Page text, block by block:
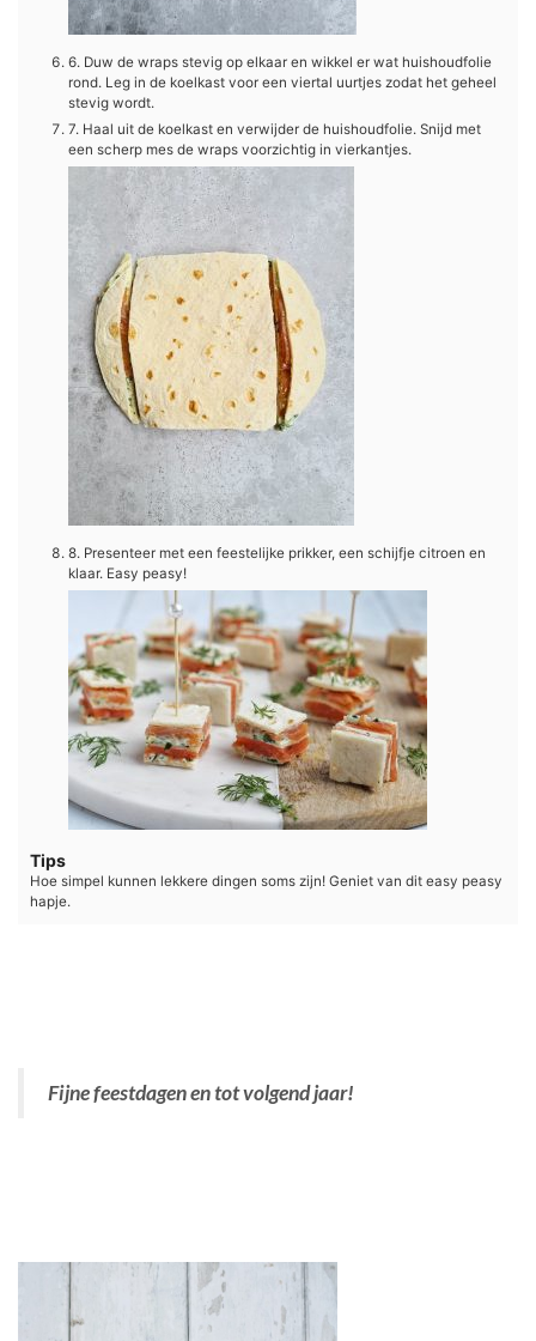
6. Duw de wraps stevig op elkaar en wikkel er wat huishoudfolie
rond. Leg in de koelkast voor een viertal uurtjes zodat het geheel
stevig wordt.
7. Haal uit de koelkast en verwijder de huishoudfolie. Snijd met
een scherp mes de wraps voorzichtig in vierkantjes.
8. Presenteer met een feestelijke prikker, een schijfje citroen en
klaar. Easy peasy!
Tips
Hoe simpel kunnen lekkere dingen soms zijn! Geniet van dit easy peasy
hapje.
Fijne feestdagen en tot volgend jaar!